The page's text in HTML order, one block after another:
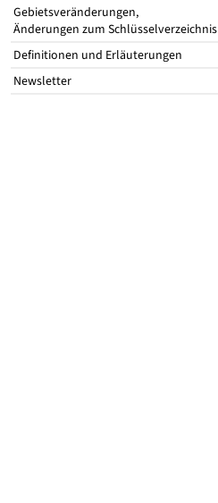
Gebietsveränderungen,
Änderungen zum Schlüsselverzeichnis
Definitionen und Erläuterungen
Newsletter